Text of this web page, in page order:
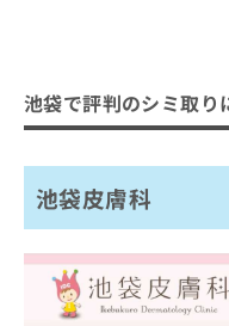
池袋で評判のシミ取り
池袋皮膚科